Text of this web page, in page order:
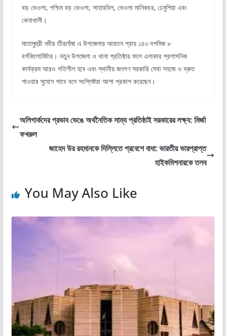
বড় ভেওলা, পশ্চিম বড় ভেওলা, সাহারবিল, ভেওলা মানিকচর, ঢেমুশিয়া এবং
কেনাখালী।
মাতামুহুরী নদীর তীরঘেঁষা এ উপজেলার আয়তন প্রায় ১৪৩ দশমিক ৮
বর্গকিলোমিটার। নতুন উপজেলা ও থানা প্রতিষ্ঠার ফলে এলাকার প্রশাসনিক
কার্যক্রম আরও গতিশীল হবে এবং স্থানীয় জনগণ সরকারি সেবা সহজে ও দ্রুত
পাওয়ার সুযোগ পাবে বলে সংশ্লিষ্টরা আশা প্রকাশ করেছেন।
অলিগার্কদের প্রভাব ভেঙে অর্থনৈতিক সাম্য প্রতিষ্ঠাই সরকারের লক্ষ্য: মির্জা
ফখরুল
জাহেদ উর রহমানকে দিল্লিতে প্রবেশে বাধা: ভারতীয় ভারপ্রাপ্ত
হাইকমিশনারকে তলব
You May Also Like